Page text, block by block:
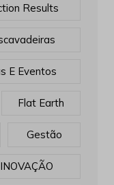
Results
E Eventos
Flat Earth
Gestão
INOVAÇÃO